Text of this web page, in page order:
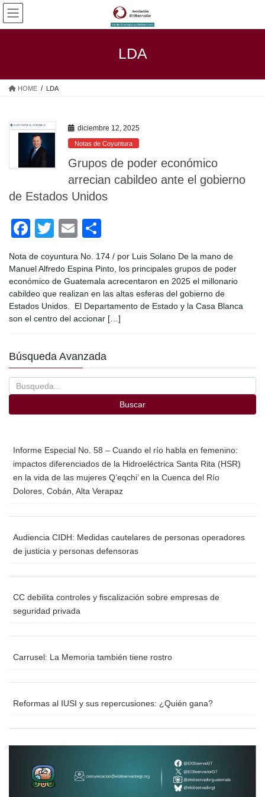
Saltar
contenido
Saltar
la
LDA
HOME LDA
diciembre 12, 2025
Notas de Coyuntura
Grupos de poder económico
arrecian cabildeo ante el gobierno
de Estados Unidos
F
a
c
e
b
o
k
T
tt
er
E
m
ail
o
m
p
ar
tir
Nota de coyuntura No. 174 / por Luis Solano De la mano de
Manuel Alfredo Espina Pinto, los principales grupos de poder
económico de Guatemala acrecentaron en 2025 el millonario
cabildeo que realizan en las altas esferas del gobierno de
Estados Unidos. El Departamento de Estado y la Casa Blanca
son el centro del accionar […]
Búsqueda Avanzada
Buscar
Informe Especial No. 58 – Cuando el río habla en femenino:
impactos diferenciados de la Hidroeléctrica Santa Rita (HSR)
en la vida de las mujeres Q’eqchi’ en la Cuenca del Río
Dolores, Cobán, Alta Verapaz
Audiencia CIDH: Medidas cautelares de personas operadores
de justicia y personas defensoras
CC debilita controles y fiscalización sobre empresas de
seguridad privada
Carrusel: La Memoria también tiene rostro
Reformas al IUSI y sus repercusiones: ¿Quién gana?